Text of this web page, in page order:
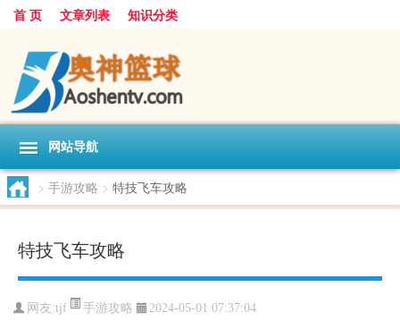
首 页 文章列表 知识分类
网站导航
> 手游攻略 > 特技飞车攻略
特技飞车攻略
网友:tjf 手游攻略 2024-05-01 07:37:04